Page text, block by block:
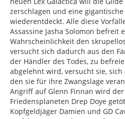
zerschlagen und eine
wiederentdeckt. Alle diese
Assassine Jasha Solomon befreit
Wahrscheinlichkeit den
versucht sich dadurch aus den
der Händler des Todes, zu
abgelehnt wird, versucht sie, sich
den sie für ihre Zwangslage
Angriff auf Glenn Finnan wird
Friedensplaneten Drep Doye
Kopfgeldjäger Damien und GD